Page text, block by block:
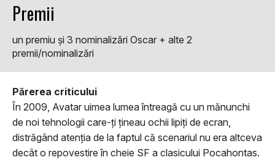
Premii
un premiu şi 3 nominalizări Oscar + alte 2
premii/nominalizări
Părerea criticului
În 2009, Avatar uimea lumea întreagă cu un mănunchi
de noi tehnologii care-ţi ţineau ochii lipiţi de ecran,
distrăgând atenţia de la faptul că scenariul nu era altceva
decât o repovestire în cheie SF a clasicului Pocahontas.